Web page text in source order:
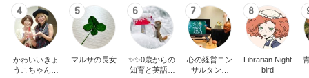
4
かわいいきょ
うこちゃんブ
5
マルサの長女
6
✨✨0歳からの
知育と英語✨
7
心の経営コン
サルタント
8
Librarian Night
bird